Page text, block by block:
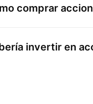
comprar
invertir en